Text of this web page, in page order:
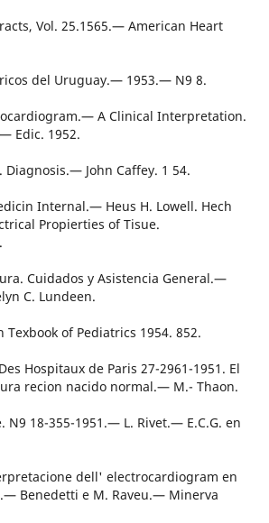
Vol. 25.1565.— American Heart
del Uruguay.— 1953.— N9 8.
A Clinical Interpretation.
Edic. 1952.
Diagnosis.— John Caffey. 1 54.
Internal.— Heus H. Lowell. Hech
Propierties of Tisue.
Cuidados y Asistencia General.—
C. Lundeen.
of Pediatrics 1954. 852.
Hospitaux de Paris 27-2961-1951. El
recion nacido normal.— M.- Thaon.
N9 18-355-1951.— L. Rivet.— E.C.G. en
dell' electrocardiogram en
Benedetti e M. Raveu.— Minerva